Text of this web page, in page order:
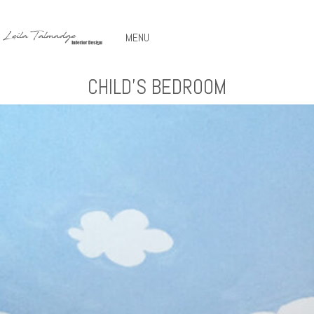
MENU
CHILD’S BEDROOM